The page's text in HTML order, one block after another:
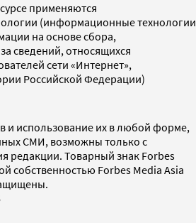
применяются
(информационные технологии
на основе сбора,
сведений, относящихся
сети «Интернет»,
Российской Федерации)
и использование их в любой форме,
СМИ, возможны только с
редакции. Товарный знак Forbes
собственностью Forbes Media Asia